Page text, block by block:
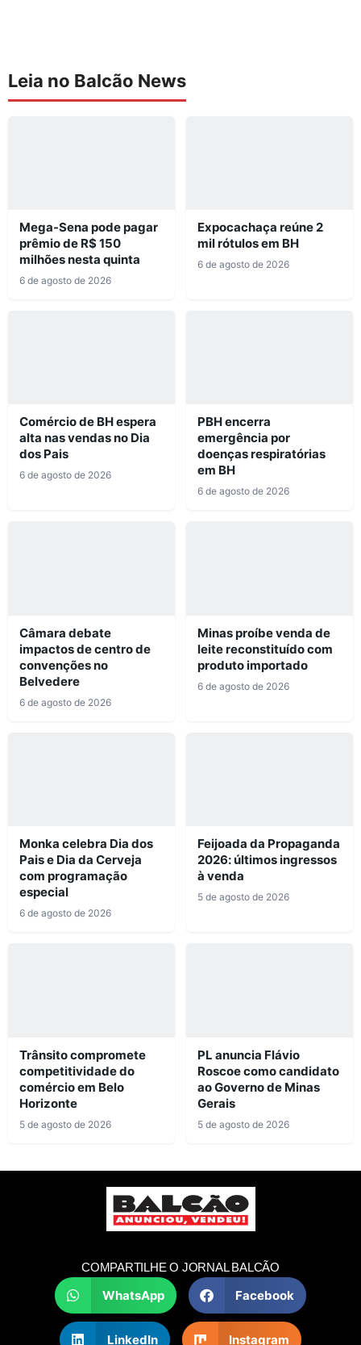
Leia no Balcão News
Mega-Sena pode pagar
prêmio de R$ 150
milhões nesta quinta
6 de agosto de 2026
Expocachaça reúne 2
mil rótulos em BH
6 de agosto de 2026
Comércio de BH espera
alta nas vendas no Dia
dos Pais
6 de agosto de 2026
PBH encerra
emergência por
doenças respiratórias
em BH
6 de agosto de 2026
Câmara debate
impactos de centro de
convenções no
Belvedere
6 de agosto de 2026
Minas proíbe venda de
leite reconstituído com
produto importado
6 de agosto de 2026
Monka celebra Dia dos
Pais e Dia da Cerveja
com programação
especial
6 de agosto de 2026
Feijoada da Propaganda
2026: últimos ingressos
à venda
5 de agosto de 2026
Trânsito compromete
competitividade do
comércio em Belo
Horizonte
5 de agosto de 2026
PL anuncia Flávio
Roscoe como candidato
ao Governo de Minas
Gerais
5 de agosto de 2026
COMPARTILHE O JORNAL BALCÃO
WhatsApp Facebook
LinkedIn Instagram